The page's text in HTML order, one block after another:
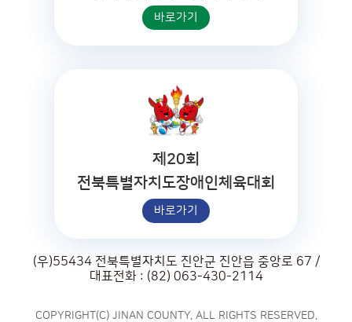
바로가기
제20회
전북특별자치도장애인체육대회
바로가기
(우)55434 전북특별자치도 진안군 진안읍 중앙로 67 /
대표전화 : (82) 063-430-2114
COPYRIGHT(C) JINAN COUNTY. ALL RIGHTS RESERVED.